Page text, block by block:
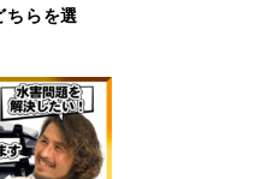
ちらを選